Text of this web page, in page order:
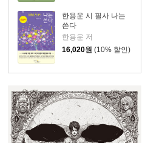
한용운 시 필사 나는
쓴다
한용운 저
16,020원 (10% 할인)